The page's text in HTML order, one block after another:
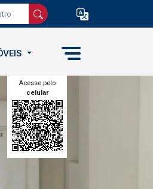
Acesse pelo
celular